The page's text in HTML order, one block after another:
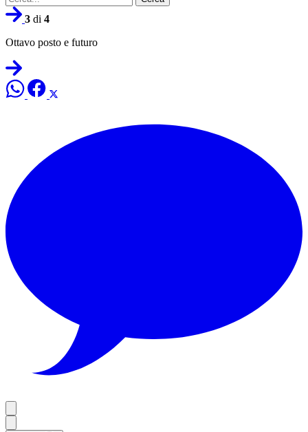
3 di 4
Ottavo posto e futuro